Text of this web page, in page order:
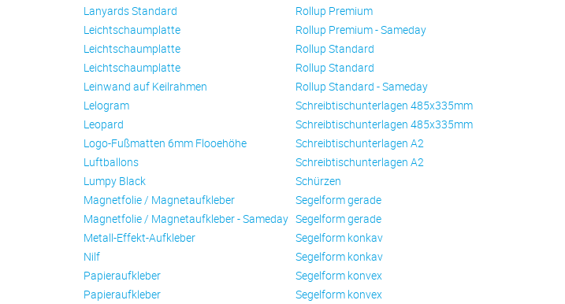
Lanyards Standard
Leichtschaumplatte
Leichtschaumplatte
Leichtschaumplatte
Leinwand auf Keilrahmen
Lelogram
Leopard
Logo-Fußmatten 6mm Flooehöhe
Luftballons
Lumpy Black
Magnetfolie / Magnetaufkleber
Magnetfolie / Magnetaufkleber - Sameday
Metall-Effekt-Aufkleber
Nilf
Papieraufkleber
Papieraufkleber
Rollup Premium
Rollup Premium - Sameday
Rollup Standard
Rollup Standard
Rollup Standard - Sameday
Schreibtischunterlagen 485x335mm
Schreibtischunterlagen 485x335mm
Schreibtischunterlagen A2
Schreibtischunterlagen A2
Schürzen
Se­gel­form ge­ra­de
Se­gel­form ge­ra­de
Se­gel­form konkav
Se­gel­form konkav
Se­gel­form konvex
Se­gel­form konvex